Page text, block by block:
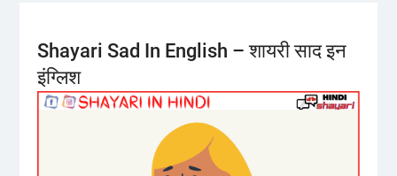
Shayari Sad In English – शायरी साद इन
इंग्लिश